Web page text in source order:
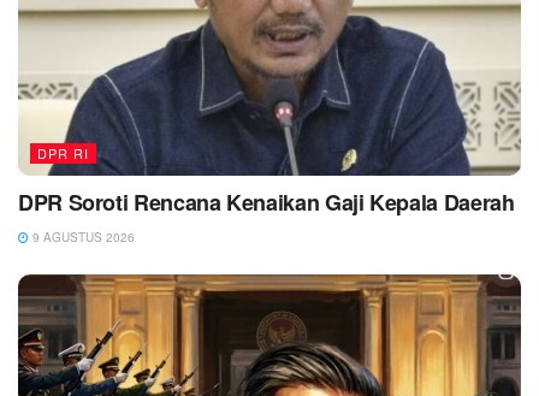
DPR RI
DPR Soroti Rencana Kenaikan Gaji Kepala Daerah
9 AGUSTUS 2026